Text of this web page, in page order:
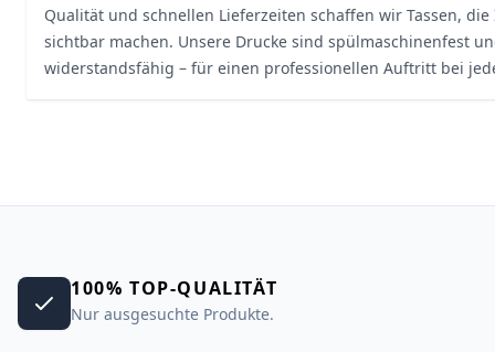
Qualität und schnellen Lieferzeiten schaffen wir Tassen,
sichtbar machen. Unsere Drucke sind spülmaschinenfest
widerstandsfähig – für einen professionellen Auftritt bei
100% TOP-QUALITÄT
Nur ausgesuchte Produkte.